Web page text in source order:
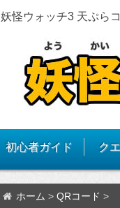
妖怪ウォッチ3 天ぷら
初心者ガイド ク
ホーム > QRコード >